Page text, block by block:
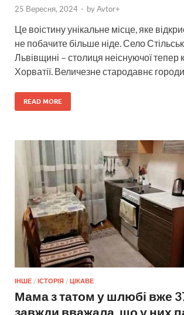
25 Вересня, 2024 - byAvtor+
Це воістину унікальне місце, яке
не побачите більше ніде. Село
Львівщині – столиця неіснуючої тепер
Хорватії. Величезне стародавнє
READ MORE
ІНШЕ / ІСТОРІЯ / ЦІКАВЕ
Мама з татом у шлюбі вже
завжди вважала, що у них